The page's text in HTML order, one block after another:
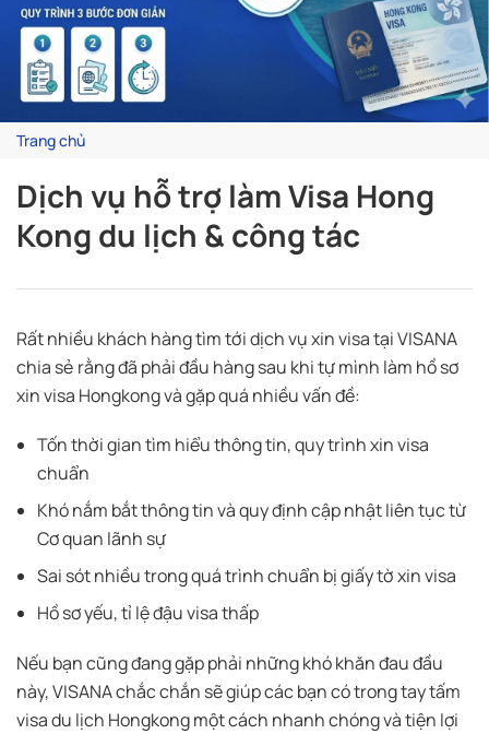
Trang chủ
Dịch vụ hỗ trợ làm Visa Hong
Kong du lịch & công tác
Rất nhiều khách hàng tìm tới dịch vụ xin visa tại VISANA
chia sẻ rằng đã phải đầu hàng sau khi tự mình làm hồ sơ
xin visa Hongkong và gặp quá nhiều vấn đề:
Tốn thời gian tìm hiểu thông tin, quy trình xin visa
chuẩn
Khó nắm bắt thông tin và quy định cập nhật liên tục từ
Cơ quan lãnh sự
Sai sót nhiều trong quá trình chuẩn bị giấy tờ xin visa
Hồ sơ yếu, tỉ lệ đậu visa thấp
Nếu bạn cũng đang gặp phải những khó khăn đau đầu
này, VISANA chắc chắn sẽ giúp các bạn có trong tay tấm
visa du lịch Hongkong một cách nhanh chóng và tiện lợi